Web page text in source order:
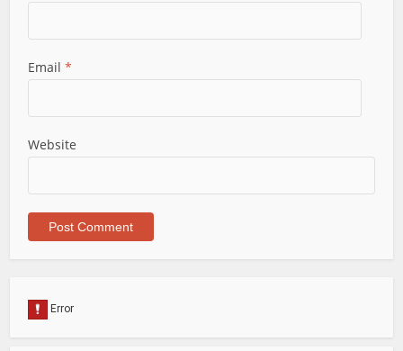
Email *
Website